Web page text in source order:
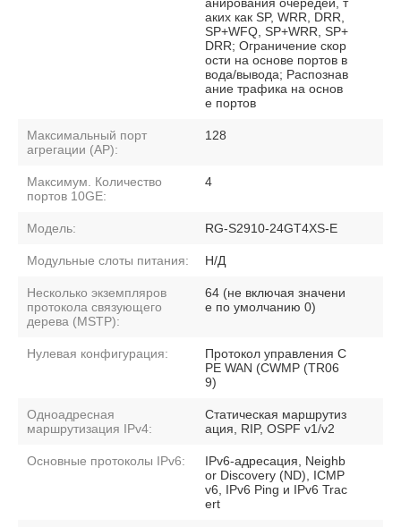
аких как SP, WRR, DRR,
SP+WFQ, SP+WRR, SP+
DRR; Ограничение скор
ости на основе портов в
вода/вывода; Распознав
ание трафика на основ
е портов
Максимальный порт
агрегации (AP):
128
Максимум. Количество
портов 10GE:
4
Модель: RG-S2910-24GT4XS-E
Модульные слоты питания: Н/Д
Несколько экземпляров
протокола связующего
дерева (MSTP):
64 (не включая значени
е по умолчанию 0)
Нулевая конфигурация:
Протокол управления C
PE WAN (CWMP (TR06
9)
Одноадресная
маршрутизация IPv4:
Статическая маршрутиз
ация, RIP, OSPF v1/v2
Основные протоколы IPv6:
IPv6-адресация, Neighb
or Discovery (ND), ICMP
v6, IPv6 Ping и IPv6 Trac
ert